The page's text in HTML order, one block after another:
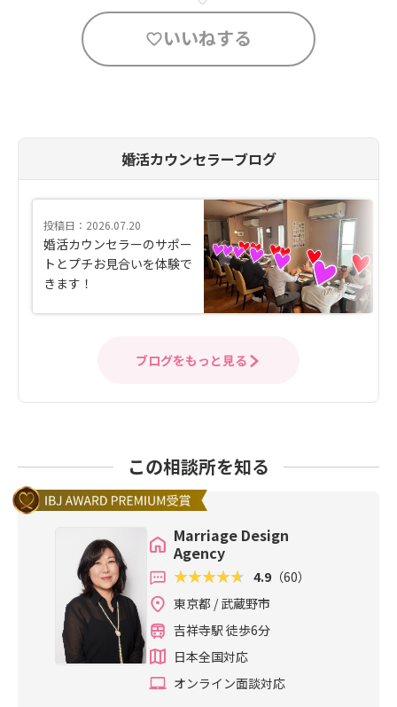
いいねする
婚活カウンセラーブログ
投稿日：2026.07.20
婚活カウンセラーのサポー
トとプチお見合いを体験で
きます！
ブログをもっと見る
この相談所を知る
Marriage Design
Agency
4.9 （60）
東京都 / 武蔵野市
吉祥寺駅 徒歩6分
日本全国対応
オンライン面談対応